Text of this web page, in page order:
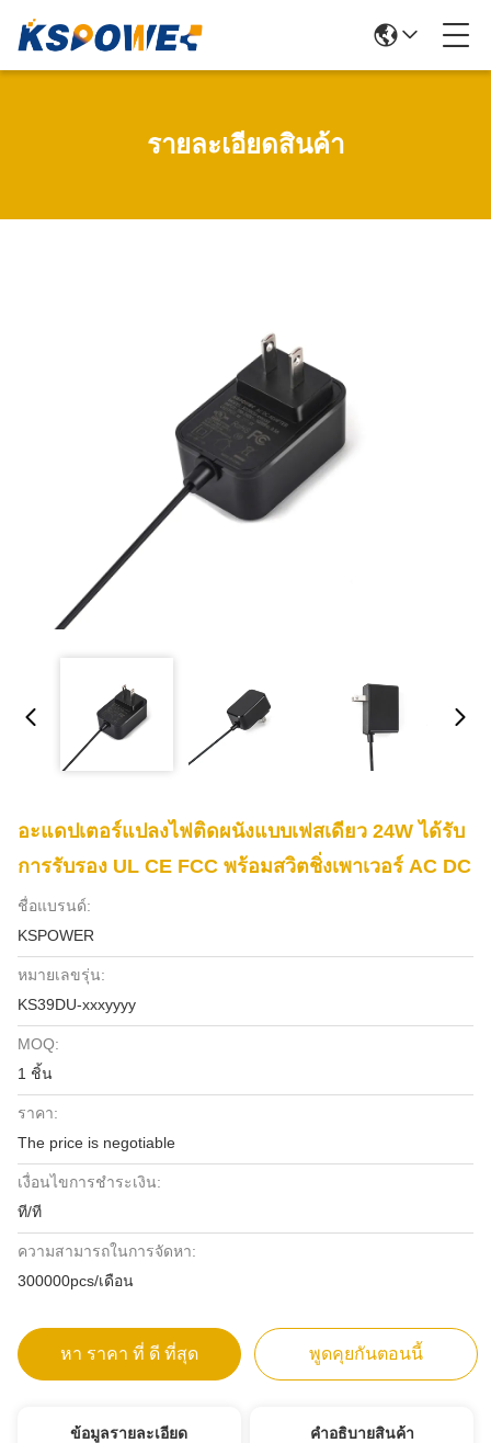
รายละเอียดสินค้า
อะแดปเตอร์แปลงไฟติดผนังแบบเฟสเดียว 24W ได้รับ
การรับรอง UL CE FCC พร้อมสวิตชิ่งเพาเวอร์ AC DC
ชื่อแบรนด์:
KSPOWER
หมายเลขรุ่น:
KS39DU-xxxyyyy
MOQ:
1 ชิ้น
ราคา:
The price is negotiable
เงื่อนไขการชำระเงิน:
ที/ที
ความสามารถในการจัดหา:
300000pcs/เดือน
หา ราคา ที่ ดี ที่สุด พูดคุยกันตอนนี้
ข้อมูลรายละเอียด คําอธิบายสินค้า